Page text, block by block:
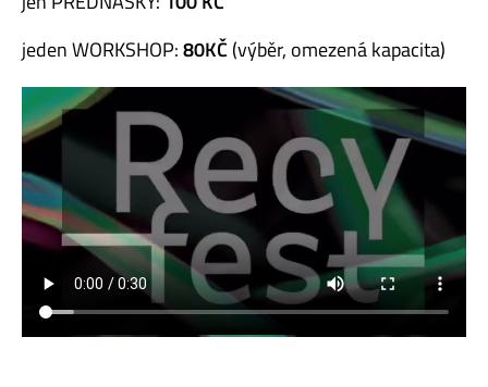
jeden WORKSHOP:80KČ (výběr, omezená kapacita)